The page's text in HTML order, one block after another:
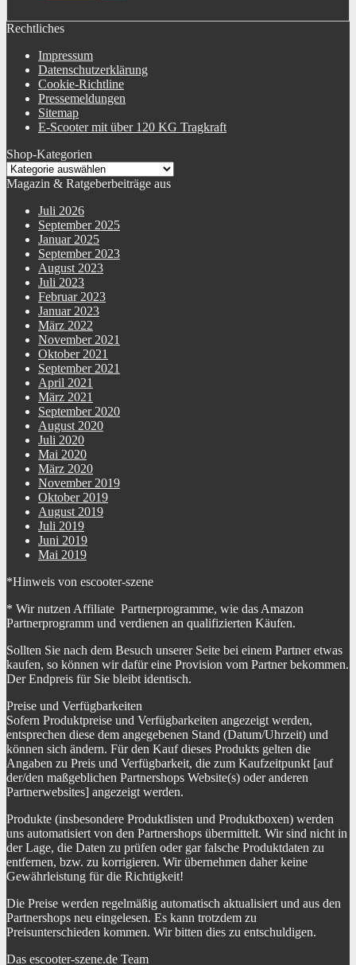
Rechtliches
Impressum
Datenschutzerklärung
Cookie-Richtline
Pressemeldungen
Sitemap
E-Scooter mit über 120 KG Tragkraft
Shop-Kategorien
Magazin & Ratgeberbeiträge aus
Juli 2026
September 2025
Januar 2025
September 2023
August 2023
Juli 2023
Februar 2023
Januar 2023
März 2022
November 2021
Oktober 2021
September 2021
April 2021
März 2021
September 2020
August 2020
Juli 2020
Mai 2020
März 2020
November 2019
Oktober 2019
August 2019
Juli 2019
Juni 2019
Mai 2019
*Hinweis von escooter-szene
* Wir nutzen Affiliate Partnerprogramme, wie das Amazon
Partnerprogramm und verdienen an qualifizierten Käufen.
Sollten Sie nach dem Besuch unserer Seite bei einem Partner etwas
kaufen, so können wir dafür eine Provision vom Partner bekommen.
Der Endpreis für Sie bleibt identisch.
Preise und Verfügbarkeiten
Sofern Produktpreise und Verfügbarkeiten angezeigt werden,
entsprechen diese dem angegebenen Stand (Datum/Uhrzeit) und
können sich ändern. Für den Kauf dieses Produkts gelten die
Angaben zu Preis und Verfügbarkeit, die zum Kaufzeitpunkt [auf
der/den maßgeblichen Partnershops Website(s) oder anderen
Partnerwebsites] angezeigt werden.
Produkte (insbesondere Produktlisten und Produktboxen) werden
uns automatisiert von den Partnershops übermittelt. Wir sind nicht in
der Lage, die Daten zu prüfen oder gar falsche Produktdaten zu
entfernen, bzw. zu korrigieren. Wir übernehmen daher keine
Gewährleistung für die Richtigkeit!
Die Preise werden regelmäßig automatisch aktualisiert und aus den
Partnershops neu eingelesen. Es kann trotzdem zu
Preisunterschieden kommen. Wir bitten dies zu entschuldigen.
Das escooter-szene.de Team